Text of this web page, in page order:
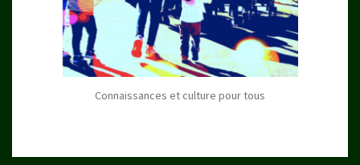
Connaissances et culture pour tous